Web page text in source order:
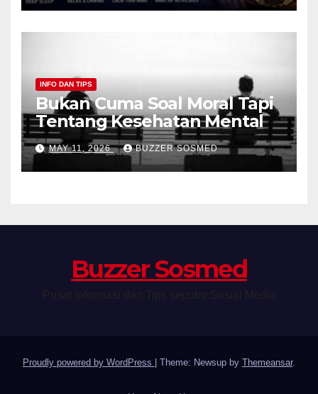
INFO DAN TIPS
Bukan Cuma Soal Moral Tapi
Tentang Kesehatan Mental
MAY 11, 2026 BUZZER SOSMED
Buzzer Sosmed
Proudly powered by WordPress Theme: Newsup by Themeansar.